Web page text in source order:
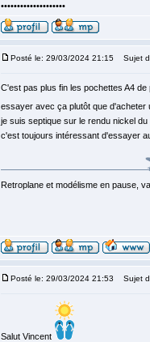
••••••••••••••••••••
Posté le: 29/03/2024 21:15 Sujet
C'est pas plus fin les pochettes A4
essayer avec ça plutôt que d'acheter
je suis septique sur le rendu nickel
c'est toujours intéressant d'essayer
Retroplane et modélisme en pause,
Posté le: 29/03/2024 21:53 Sujet
Salut Vincent